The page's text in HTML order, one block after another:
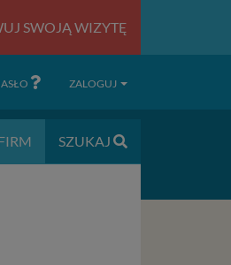
SWOJĄ WIZYTĘ
ZALOGUJ
SZUKAJ